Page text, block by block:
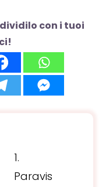
con i tuoi
Paravis